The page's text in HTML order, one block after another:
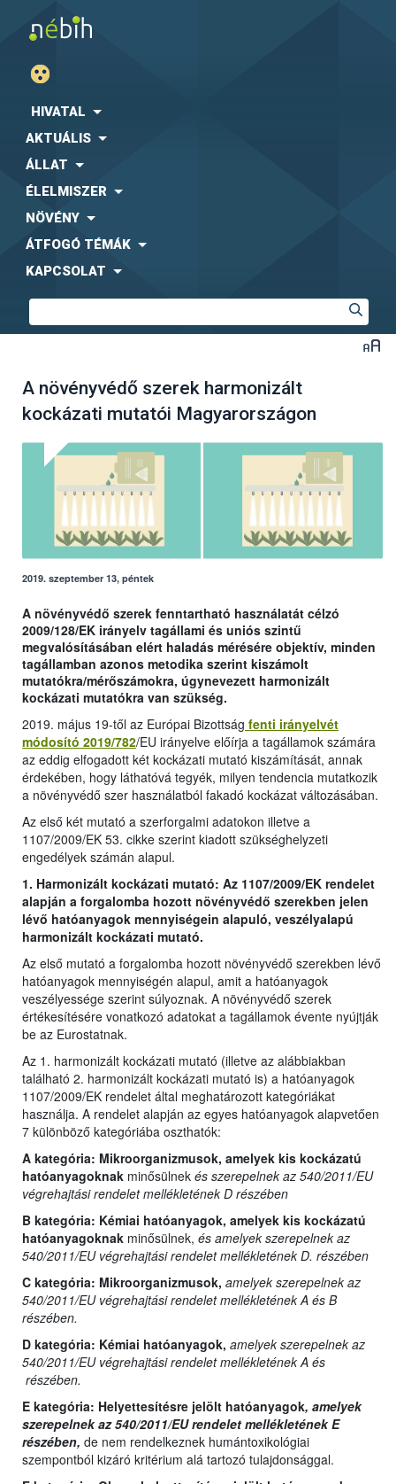
HIVATAL
AKTUÁLIS
ÁLLAT
ÉLELMISZER
NÖVÉNY
ÁTFOGÓ TÉMÁK
KAPCSOLAT
A növényvédő szerek harmonizált
kockázati mutatói Magyarországon
2019. szeptember 13, péntek
A növényvédő szerek fenntartható használatát célzó
2009/128/EK irányelv tagállami és uniós szintű
megvalósításában elért haladás mérésére objektív, minden
tagállamban azonos metodika szerint kiszámolt
mutatókra/mérőszámokra, úgynevezett harmonizált
kockázati mutatókra van szükség.
2019. május 19-től az Európai Bizottság fenti irányelvét
módosító 2019/782/EU irányelve előírja a tagállamok számára
az eddig elfogadott két kockázati mutató kiszámítását, annak
érdekében, hogy láthatóvá tegyék, milyen tendencia mutatkozik
a növényvédő szer használatból fakadó kockázat változásában.
Az első két mutató a szerforgalmi adatokon illetve a
1107/2009/EK 53. cikke szerint kiadott szükséghelyzeti
engedélyek számán alapul.
1. Harmonizált kockázati mutató: Az 1107/2009/EK rendelet
alapján a forgalomba hozott növényvédő szerekben jelen
lévő hatóanyagok mennyiségein alapuló, veszélyalapú
harmonizált kockázati mutató.
Az első mutató a forgalomba hozott növényvédő szerekben lévő
hatóanyagok mennyiségén alapul, amit a hatóanyagok
veszélyessége szerint súlyoznak. A növényvédő szerek
értékesítésére vonatkozó adatokat a tagállamok évente nyújtják
be az Eurostatnak.
Az 1. harmonizált kockázati mutató (illetve az alábbiakban
található 2. harmonizált kockázati mutató is) a hatóanyagok
1107/2009/EK rendelet által meghatározott kategóriákat
használja. A rendelet alapján az egyes hatóanyagok alapvetően
7 különböző kategóriába oszthatók:
A kategória: Mikroorganizmusok, amelyek kis kockázatú
hatóanyagoknak minősülnek és szerepelnek az 540/2011/EU
végrehajtási rendelet mellékletének D részében
B kategória: Kémiai hatóanyagok, amelyek kis kockázatú
hatóanyagoknak minősülnek, és amelyek szerepelnek az
540/2011/EU végrehajtási rendelet mellékletének D. részében
C kategória: Mikroorganizmusok, amelyek szerepelnek az
540/2011/EU végrehajtási rendelet mellékletének A és B
részében.
D kategória: Kémiai hatóanyagok, amelyek szerepelnek az
540/2011/EU végrehajtási rendelet mellékletének A és
részében.
E kategória: Helyettesítésre jelölt hatóanyagok, amelyek
szerepelnek az 540/2011/EU rendelet mellékletének E
részében, de nem rendelkeznek humántoxikológiai
szempontból kizáró kritérium alá tartozó tulajdonsággal.